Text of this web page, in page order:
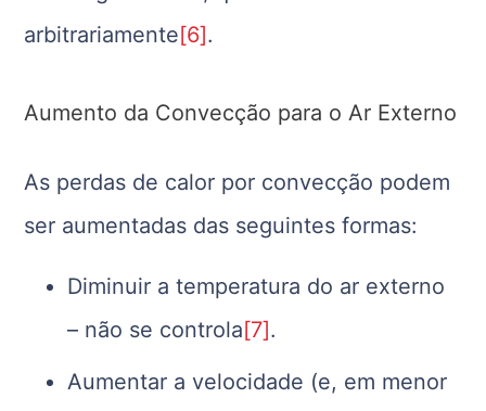
arbitrariamente[6].
Aumento da Convecção para o Ar Externo
As perdas de calor por convecção podem
ser aumentadas das seguintes formas:
Diminuir a temperatura do ar externo
– não se controla[7].
Aumentar a velocidade (e, em menor